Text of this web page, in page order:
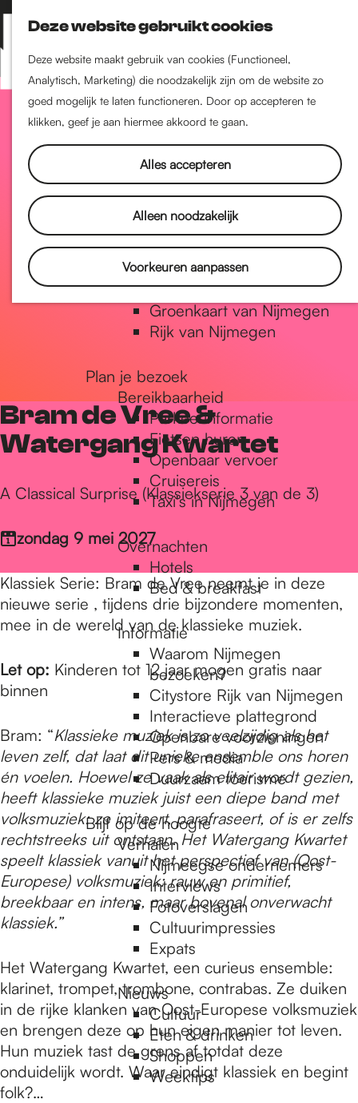
Deze website gebruikt cookies
Deze website maakt gebruik van cookies (Functioneel,
Analytisch, Marketing) die noodzakelijk zijn om de website zo
goed mogelijk te laten functioneren. Door op accepteren te
klikken, geef je aan hiermee akkoord te gaan.
Alles accepteren
Alleen noodzakelijk
Voorkeuren aanpassen
Z
o
e
k
e
K
a
a
r
t
M
e
n
Nijmegen-Nieuw-West
Nijmegen-Oud-West
Dukenburg
Lindenholt
Historie
De oudste stad van
Nederland
Historische tijdlijn
Romeinse Limes
Vrede van Nijmegen Penning
Natuur in Nijmegen
Groenkaart van Nijmegen
Rijk van Nijmegen
Plan je bezoek
Bereikbaarheid
Parkeerinformatie
Fietsen huren
Openbaar vervoer
Cruisereis
Taxi's in Nijmegen
Overnachten
Hotels
Bed & breakfast
Informatie
Waarom Nijmegen
bezoeken?
Citystore Rijk van Nijmegen
Interactieve plattegrond
Openbare voorzieningen
Pers & media
Duurzaam toerisme
Blijf op de hoogte
Verhalen
Nijmeegse ondernemers
Interviews
Fotoverslagen
Cultuurimpressies
Expats
Nieuws
Cultuur
Eten & drinken
Shoppen
Weektips
Bram de Vree &
Watergang Kwartet
A Classical Surprise (Klassiekserie 3 van de 3)
zondag 9 mei 2027
Klassiek Serie: Bram de Vree neemt je in deze
nieuwe serie , tijdens drie bijzondere momenten,
mee in de wereld van de klassieke muziek.
Let op: Kinderen tot 12 jaar mogen gratis naar
binnen
Bram: “Klassieke muziek is zo veelzijdig als het
leven zelf, dat laat dit unieke ensemble ons horen
én voelen. Hoewel ze vaak als elitair wordt gezien,
heeft klassieke muziek juist een diepe band met
volksmuziek: ze imiteert, parafraseert, of is er zelfs
rechtstreeks uit ontstaan. Het Watergang Kwartet
speelt klassiek vanuit het perspectief van (Oost-
Europese) volksmuziek: rauw en primitief,
breekbaar en intens, maar bovenalonverwacht
klassiek.”
Het Watergang Kwartet, een curieus ensemble:
klarinet, trompet, trombone, contrabas. Ze duiken
in de rijke klanken van Oost-Europese volksmuziek
en brengen deze op hun eigen manier tot leven.
Hun muziek tast de grens af totdat deze
onduidelijk wordt. Waar eindigt klassiek en begint
folk?…